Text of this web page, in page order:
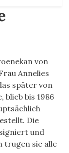
von
Annelies
später von
blieb bis 1986
Die
und
trugen sie alle